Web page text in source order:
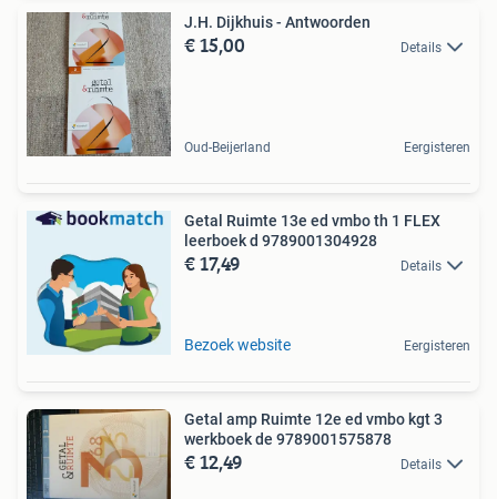
J.H. Dijkhuis - Antwoorden
€ 15,00 Details
Oud-Beijerland Eergisteren
Getal Ruimte 13e ed vmbo th 1 FLEX
leerboek d 9789001304928
€ 17,49 Details
Bezoek website Eergisteren
Getal amp Ruimte 12e ed vmbo kgt 3
werkboek de 9789001575878
€ 12,49 Details